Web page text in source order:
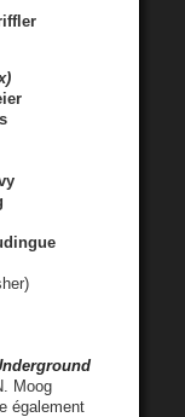
Moog
également